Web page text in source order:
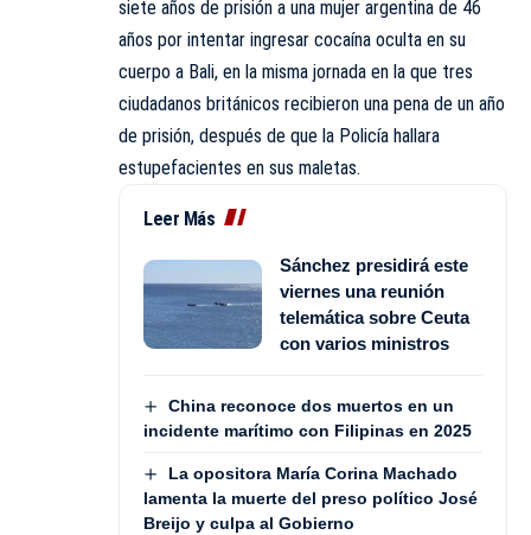
siete años de prisión a una mujer argentina de 46
años por intentar ingresar cocaína oculta en su
cuerpo a Bali, en la misma jornada en la que tres
ciudadanos británicos recibieron una pena de un año
de prisión, después de que la Policía hallara
estupefacientes en sus maletas.
Leer Más
Sánchez presidirá este
viernes una reunión
telemática sobre Ceuta
con varios ministros
China reconoce dos muertos en un
incidente marítimo con Filipinas en 2025
La opositora María Corina Machado
lamenta la muerte del preso político José
Breijo y culpa al Gobierno